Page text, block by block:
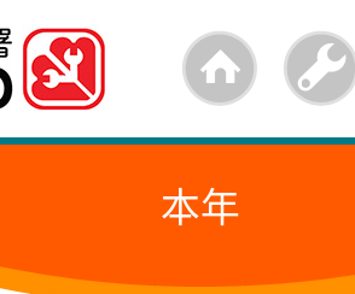
本年